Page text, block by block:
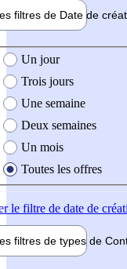
filtres de Date de
création de l'offre
Un jour
Trois jours
Une semaine
Deux semaines
Un mois
Toutes les offres
le filtre de date de
filtres de types de